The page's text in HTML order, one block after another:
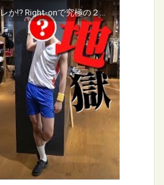
Snow Man【天国か地獄】モテコーデか斬新コスプレか!? Right-onで究極の２択！